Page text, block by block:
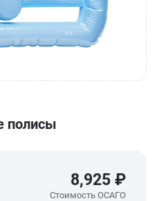
полисы
8,925 ₽
Стоимость ОСАГО